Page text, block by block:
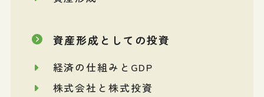
資産形成としての投資
経済の仕組みとGDP
株式会社と株式投資